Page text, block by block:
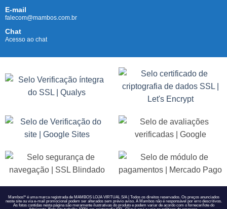
E-mail
falecom@mambos.com.br
Chat
Acesso ao chat
Mambos!* é uma marca registrada de MAMBOS LOJA VIRTUAL S/A | Todos os direitos reservados. Os preços anunciados
neste site ou via e-mail promocional podem ser alterados sem prévio aviso. A Mambos não é responsável por erro descritivos.
As fotos contidas nesta página são meramente ilustrativas do produto e podem variar de acordo com o fornecer/lote do